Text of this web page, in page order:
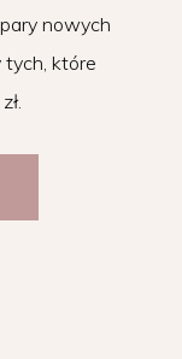
nowych
tych, które